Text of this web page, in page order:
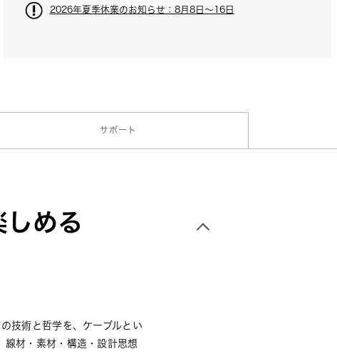
2026年夏季休業のお知らせ：8月8日～16日
サポート
める
技術と哲学を、ケーブルとい
線材・素材・構造・設計思想